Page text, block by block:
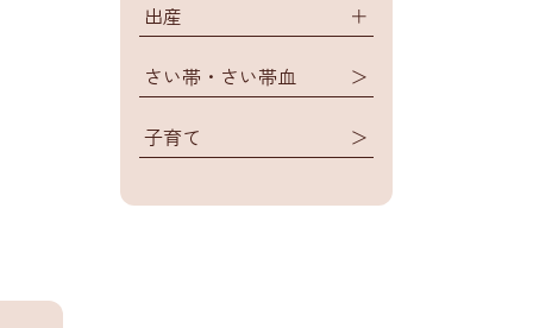
出産 ＋
さい帯・さい帯血 ＞
子育て ＞